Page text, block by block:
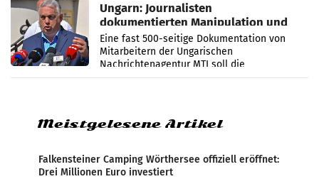
Ungarn: Journalisten
dokumentierten Manipulation und
Zensur
Eine fast 500-seitige Dokumentation von
Mitarbeitern der Ungarischen
Nachrichtenagentur MTI soll die
systematische Nachrichten-Manipulation und
Meistgelesene Artikel
Falkensteiner Camping Wörthersee offiziell eröffnet:
Drei Millionen Euro investiert